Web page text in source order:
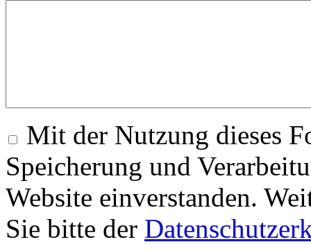
Mit der Nutzung dieses
Speicherung und
Website einverstanden.
Sie bitte der